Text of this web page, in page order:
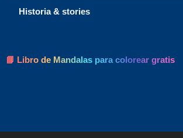
Historia & stories
📘 Libro de Mandalas para colorear gratis